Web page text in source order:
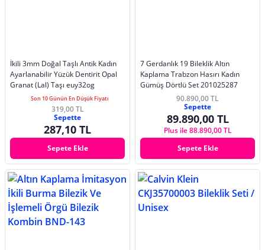
İkili 3mm Doğal Taşlı Antik Kadın
Ayarlanabilir Yüzük Dentirit Opal
Granat (Lal) Taşı euy32og
Son 10 Günün En Düşük Fiyatı
319,00 TL
Sepette
287,10 TL
Sepete Ekle
7 Gerdanlık 19 Bileklik Altın
Kaplama Trabzon Hasırı Kadın
Gümüş Dörtlü Set 201025287
90.890,00 TL
Sepette
89.890,00 TL
Plus ile 88.890,00 TL
Sepete Ekle